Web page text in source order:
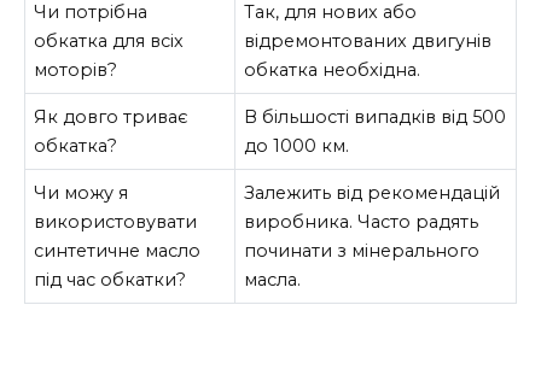
Чи потрібна
обкатка для всіх
моторів?
Так, для нових або
відремонтованих двигунів
обкатка необхідна.
Як довго триває
обкатка?
В більшості випадків від 500
до 1000 км.
Чи можу я
використовувати
синтетичне масло
під час обкатки?
Залежить від рекомендацій
виробника. Часто радять
починати з мінерального
масла.